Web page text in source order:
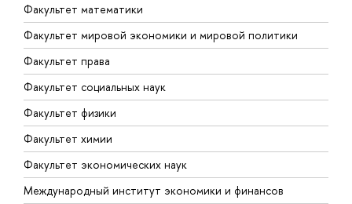
Факультет математики
Факультет мировой экономики и мировой политики
Факультет права
Факультет социальных наук
Факультет физики
Факультет химии
Факультет экономических наук
Международный институт экономики и финансов